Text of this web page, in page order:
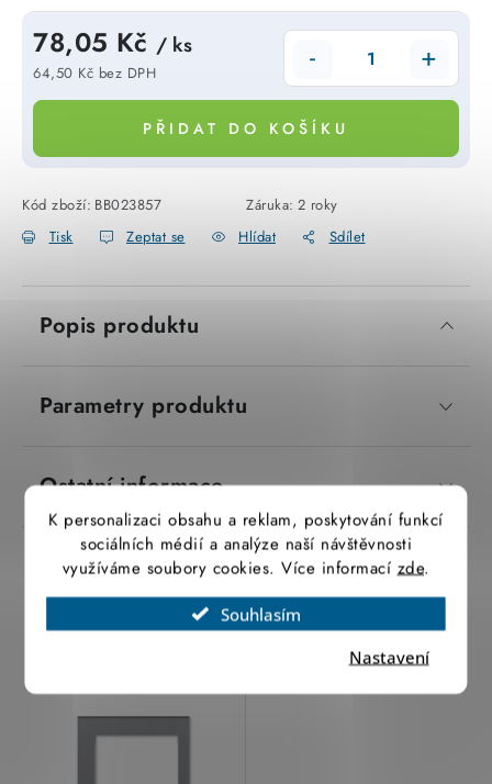
K personalizaci obsahu a reklam, poskytování funkcí
sociálních médií a analýze naší návštěvnosti
využíváme soubory cookies. Více informacízde.
Souhlasím
Nastavení
SVÍTIDLA technická
NÁŘADÍ
VÁNOCE
Otevírací doba výdejny
Obchodní podmínky
Ochrana osobních údajů
Moje objednávka
78,05 Kč / ks
64,50 Kč bez DPH
Měrná cena:
PŘIDAT DO KOŠÍKU
Kód zboží: BB023857 Záruka: 2 roky
Tisk
Zeptat se Hlídat Sdílet
Popis produktu
Parametry produktu
Ostatní informace
Související produkty
krajní 3901H-A00255
69 ocelová ABB